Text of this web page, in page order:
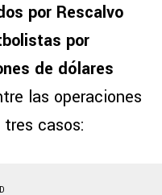
por Rescalvo
por
de dólares
las operaciones
casos: